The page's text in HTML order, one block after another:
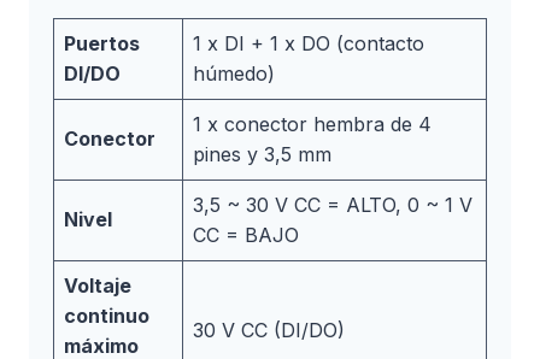
Puertos
DI/DO
1 x DI + 1 x DO (contacto
húmedo)
Conector
1 x conector hembra de 4
pines y 3,5 mm
Nivel
3,5 ~ 30 V CC = ALTO, 0 ~ 1 V
CC = BAJO
Voltaje
continuo
máximo
30 V CC (DI/DO)